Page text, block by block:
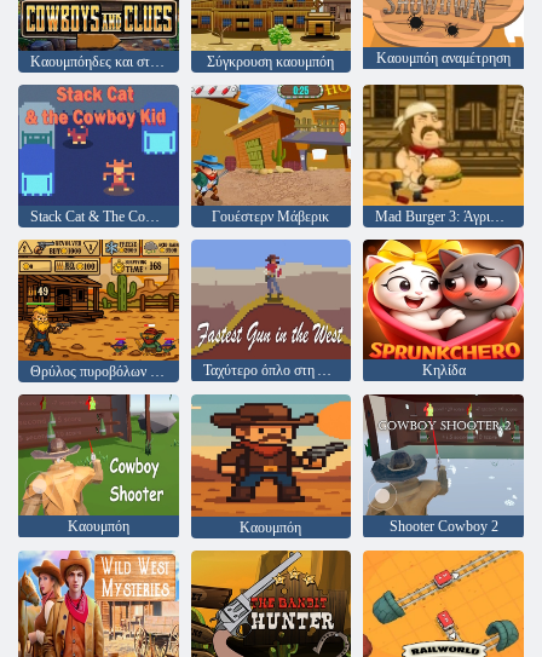
Καουμπόηδες και στοιχεία Σύγκρουση καουμπόη Καουμπόη αναμέτρηση
Γουέστερν Μάβερικ
Θρύλος πυροβόλων όπλων Ταχύτερο όπλο στη Δύση Κηλίδα
Καουμπόη Καουμπόη Shooter Cowboy 2